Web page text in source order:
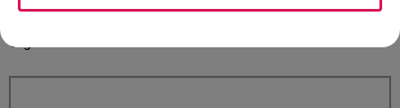
Organisateur